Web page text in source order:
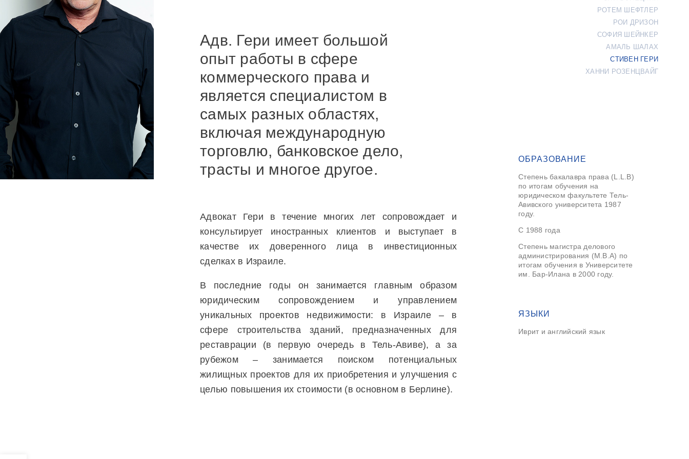
Стивен
Гери
Адв. Гери имеет большой
опыт работы в сфере
коммерческого права и
является специалистом в
самых разных областях,
включая международную
торговлю, банковское дело,
трасты и многое другое.
Адвокат Гери в течение многих лет сопровождает и
консультирует иностранных клиентов и выступает в
качестве их доверенного лица в инвестиционных
сделках в Израиле.
В последние годы он занимается главным образом
юридическим сопровождением и управлением
уникальных проектов недвижимости: в Израиле – в
сфере строительства зданий, предназначенных для
реставрации (в первую очередь в Тель-Авиве), а за
рубежом – занимается поиском потенциальных
жилищных проектов для их приобретения и улучшения с
целью повышения их стоимости (в основном в Берлине).
РОТЕМ ШЕФТЛЕР
РОИ ДРИЗОН
СОФИЯ ШЕЙНКЕР
АМАЛЬ ШАЛАХ
СТИВЕН ГЕРИ
ХАННИ РОЗЕНЦВАЙГ
ОБРАЗОВАНИЕ
Степень бакалавра права (L.L.B)
по итогам обучения на
юридическом факультете Тель-
Авивского университета 1987
году.
С 1988 года
Степень магистра делового
администрирования (M.B.A) по
итогам обучения в Университете
им. Бар-Илана в 2000 году.
ЯЗЫКИ
Иврит и английский язык